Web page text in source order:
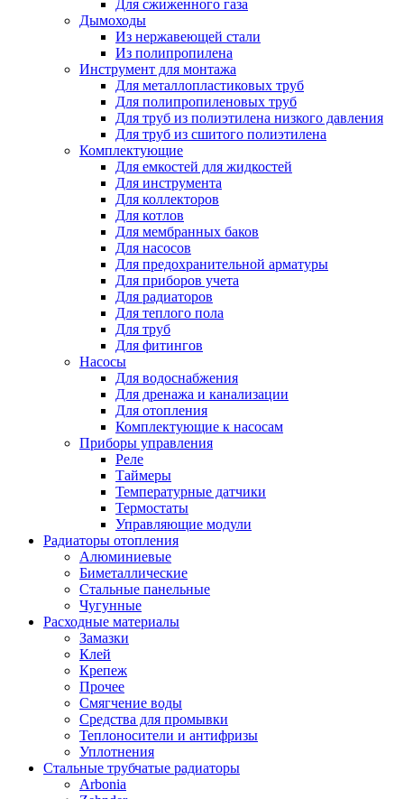
Для сжиженного газа
Дымоходы
Из нержавеющей стали
Из полипропилена
Инструмент для монтажа
Для металлопластиковых труб
Для полипропиленовых труб
Для труб из полиэтилена низкого давления
Для труб из сшитого полиэтилена
Комплектующие
Для емкостей для жидкостей
Для инструмента
Для коллекторов
Для котлов
Для мембранных баков
Для насосов
Для предохранительной арматуры
Для приборов учета
Для радиаторов
Для теплого пола
Для труб
Для фитингов
Насосы
Для водоснабжения
Для дренажа и канализации
Для отопления
Комплектующие к насосам
Приборы управления
Реле
Таймеры
Температурные датчики
Термостаты
Управляющие модули
Радиаторы отопления
Алюминиевые
Биметаллические
Стальные панельные
Чугунные
Расходные материалы
Замазки
Клей
Крепеж
Прочее
Смягчение воды
Средства для промывки
Теплоносители и антифризы
Уплотнения
Стальные трубчатые радиаторы
Arbonia